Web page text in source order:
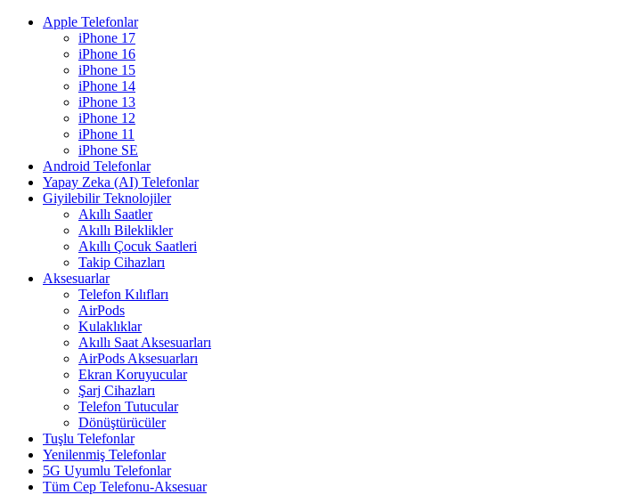
Apple Telefonlar
iPhone 17
iPhone 16
iPhone 15
iPhone 14
iPhone 13
iPhone 12
iPhone 11
iPhone SE
Android Telefonlar
Yapay Zeka (AI) Telefonlar
Giyilebilir Teknolojiler
Akıllı Saatler
Akıllı Bileklikler
Akıllı Çocuk Saatleri
Takip Cihazları
Aksesuarlar
Telefon Kılıfları
AirPods
Kulaklıklar
Akıllı Saat Aksesuarları
AirPods Aksesuarları
Ekran Koruyucular
Şarj Cihazları
Telefon Tutucular
Dönüştürücüler
Tuşlu Telefonlar
Yenilenmiş Telefonlar
5G Uyumlu Telefonlar
Tüm Cep Telefonu-Aksesuar